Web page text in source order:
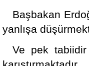
Başbakan
yanlışa
Ve pek tabiidir